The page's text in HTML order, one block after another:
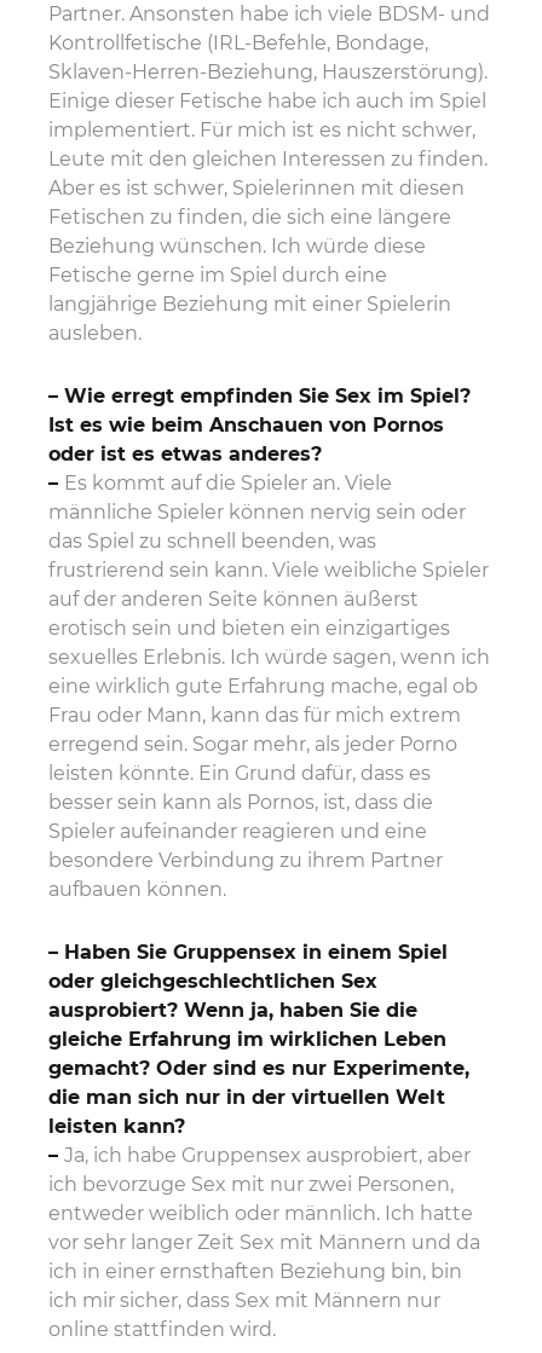
Partner. Ansonsten habe ich viele BDSM- und
Kontrollfetische (IRL-Befehle, Bondage,
Sklaven-Herren-Beziehung, Hauszerstörung).
Einige dieser Fetische habe ich auch im Spiel
implementiert. Für mich ist es nicht schwer,
Leute mit den gleichen Interessen zu finden.
Aber es ist schwer, Spielerinnen mit diesen
Fetischen zu finden, die sich eine längere
Beziehung wünschen. Ich würde diese
Fetische gerne im Spiel durch eine
langjährige Beziehung mit einer Spielerin
ausleben.
– Wie erregt empfinden Sie Sex im Spiel?
Ist es wie beim Anschauen von Pornos
oder ist es etwas anderes?
– Es kommt auf die Spieler an. Viele
männliche Spieler können nervig sein oder
das Spiel zu schnell beenden, was
frustrierend sein kann. Viele weibliche Spieler
auf der anderen Seite können äußerst
erotisch sein und bieten ein einzigartiges
sexuelles Erlebnis. Ich würde sagen, wenn ich
eine wirklich gute Erfahrung mache, egal ob
Frau oder Mann, kann das für mich extrem
erregend sein. Sogar mehr, als jeder Porno
leisten könnte. Ein Grund dafür, dass es
besser sein kann als Pornos, ist, dass die
Spieler aufeinander reagieren und eine
besondere Verbindung zu ihrem Partner
aufbauen können.
– Haben Sie Gruppensex in einem Spiel
oder gleichgeschlechtlichen Sex
ausprobiert? Wenn ja, haben Sie die
gleiche Erfahrung im wirklichen Leben
gemacht? Oder sind es nur Experimente,
die man sich nur in der virtuellen Welt
leisten kann?
– Ja, ich habe Gruppensex ausprobiert, aber
ich bevorzuge Sex mit nur zwei Personen,
entweder weiblich oder männlich. Ich hatte
vor sehr langer Zeit Sex mit Männern und da
ich in einer ernsthaften Beziehung bin, bin
ich mir sicher, dass Sex mit Männern nur
online stattfinden wird.